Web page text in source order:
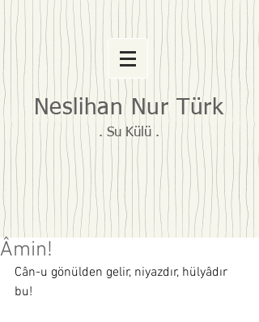
Neslihan Nur Türk
. Su Külü .
Âmin!
Cân-u gönülden gelir, niyazdır, hülyâdır
bu!